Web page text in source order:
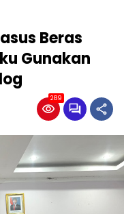
Beras
Gunakan
289